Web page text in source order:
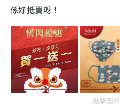
係好抵買呀！
點擊圖